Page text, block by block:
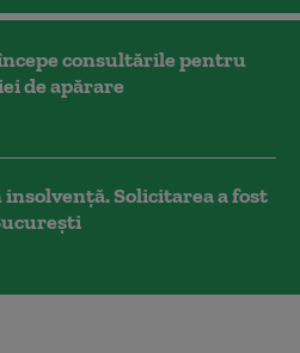
consultările pentru
de apărare
Solicitarea a fost